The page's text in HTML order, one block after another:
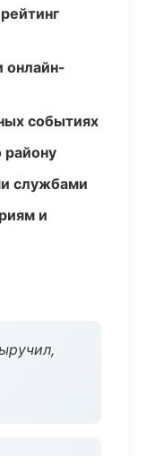
онлайн-
событиях
району
службами
и